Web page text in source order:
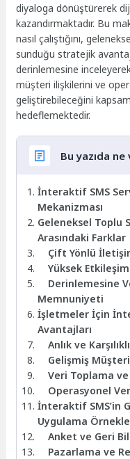
diyaloga dönüştürerek
kazandırmaktadır. Bu
nasıl çalıştığını,
sunduğu stratejik
derinlemesine
müşteri ilişkilerini ve
geliştirebileceğini
hedeflemektedir.
Bu yazıda ne
İnteraktif SMS
Mekanizması
Geleneksel Toplu
Arasındaki Farklar
Çift Yönlü
Yüksek
Derinlemesine
Memnuniyeti
İşletmeler İçin
Avantajları
Anlık ve
Gelişmiş
Veri Toplama
Operasyonel
İnteraktif SMS’in
Uygulama
Anket ve Geri
Pazarlama ve